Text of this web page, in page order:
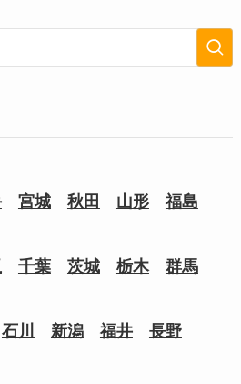
宮城 秋田 山形 福島
千葉 茨城 栃木 群馬
石川 新潟 福井 長野